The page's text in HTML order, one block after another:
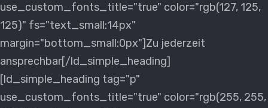
use_custom_fonts_title="true" color="rgb(127, 125,
125)" fs="text_small:14px"
margin="bottom_small:0px"]Zu jederzeit
ansprechbar[/ld_simple_heading]
[ld_simple_heading tag="p"
use_custom_fonts_title="true" color="rgb(255, 255,